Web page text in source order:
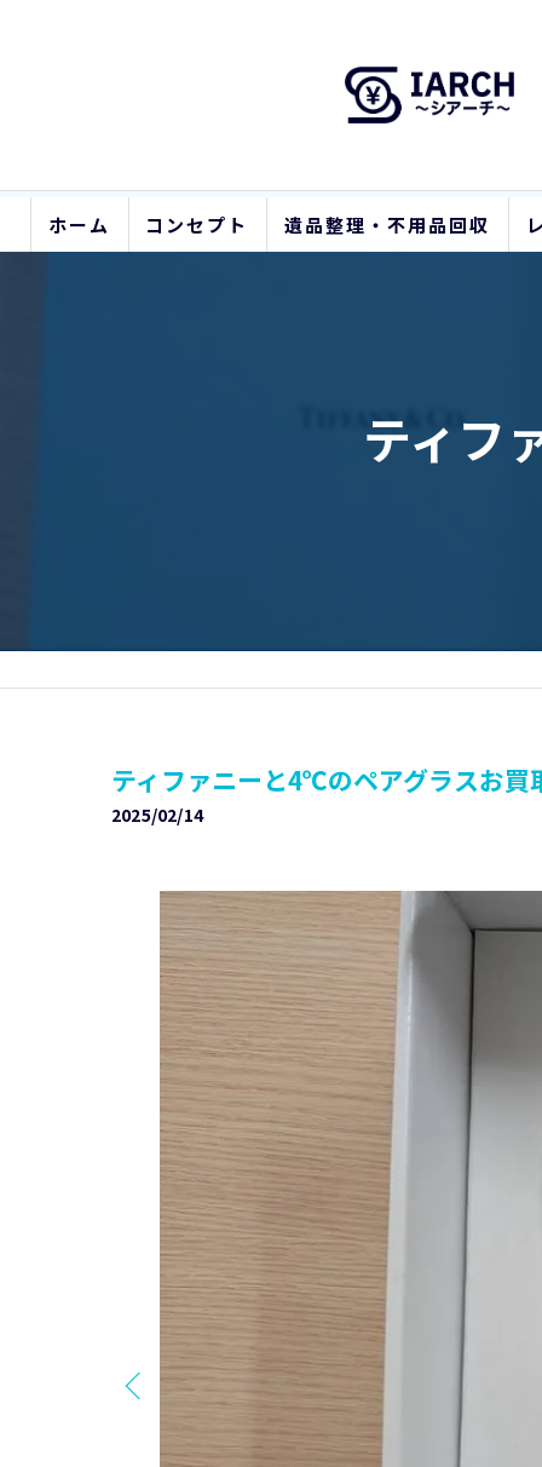
ホーム コンセプト 遺品整理・不用品回収
ティフ
ティファニーと4℃のペアグラスお買
2025/02/14